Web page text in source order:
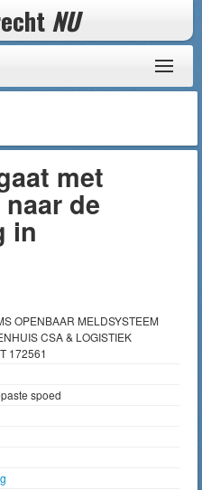
NU
met
de
in
OPENBAAR MELDSYSTEEM
CSA & LOGISTIEK
172561
spoed